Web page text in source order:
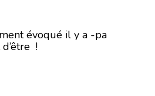
évoqué il y a -pa
!